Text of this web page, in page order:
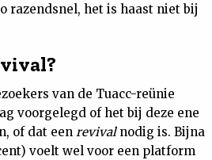
razendsnel, het is haast niet bij
van de Tuacc-reünie
voorgelegd of het bij deze ene
of dat een revival nodig is. Bijna
voelt wel voor een platform